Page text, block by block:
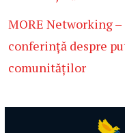
MORE Networking
conferință despre
comunităților